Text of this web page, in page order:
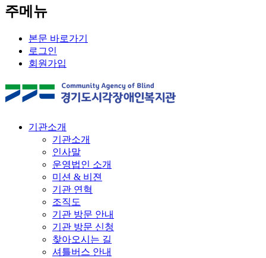
주메뉴
본문 바로가기
로그인
회원가입
기관소개
기관소개
인사말
운영법인 소개
미션 & 비젼
기관 연혁
조직도
기관 방문 안내
기관 방문 신청
찾아오시는 길
셔틀버스 안내